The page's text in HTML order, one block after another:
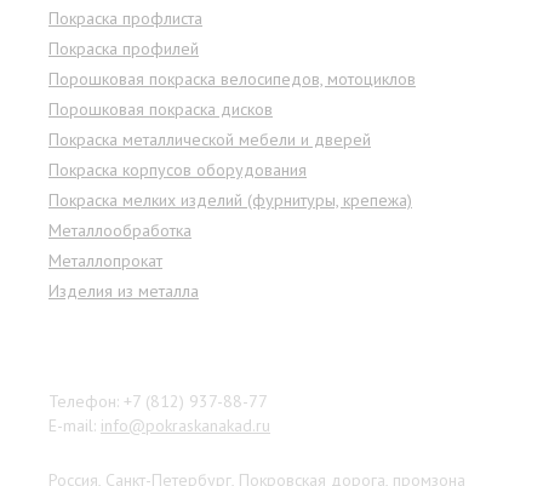
Покраска профлиста
Покраска профилей
Порошковая покраска велосипедов, мотоциклов
Порошковая покраска дисков
Покраска металлической мебели и дверей
Покраска корпусов оборудования
Покраска мелких изделий (фурнитуры, крепежа)
Металлообработка
Металлопрокат
Изделия из металла
Телефон: +7 (812) 937-88-77
E-mail: info@pokraskanakad.ru
Россия, Санкт-Петербург, Покровская дорога, промзона